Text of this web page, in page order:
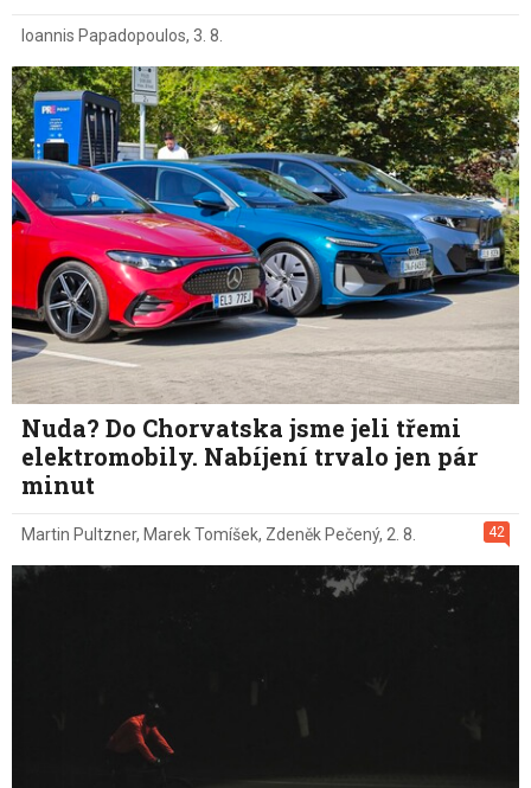
Ioannis Papadopoulos, 3. 8.
Nuda? Do Chorvatska jsme jeli třemi
elektromobily. Nabíjení trvalo jen pár
minut
42
Martin Pultzner, Marek Tomíšek, Zdeněk Pečený, 2. 8.